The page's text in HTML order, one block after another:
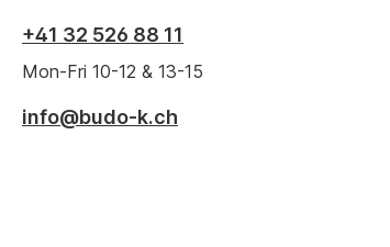
+41 32 526 88 11
Mon-Fri 10-12 & 13-15
info@budo-k.ch